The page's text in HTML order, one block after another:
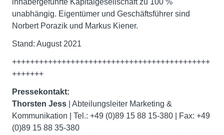
inhabergeführte Kapitalgesellschaft zu 100 %
unabhängig. Eigentümer und Geschäftsführer sind
Norbert Porazik und Markus Kiener.
Stand: August 2021
++++++++++++++++++++++++++++++++++++++++++++
+++++++
Pressekontakt:
Thorsten Jess | Abteilungsleiter Marketing &
Kommunikation | Tel.: +49 (0)89 15 88 15-380 | Fax: +49